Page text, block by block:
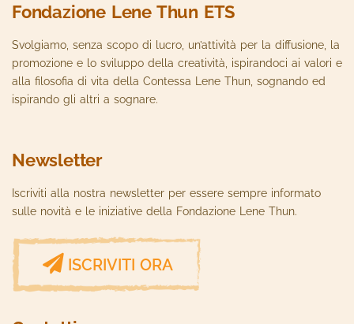
Fondazione Lene Thun ETS
Svolgiamo, senza scopo di lucro, un’attività per la diffusione, la
promozione e lo sviluppo della creatività, ispirandoci ai valori e
alla filosofia di vita della Contessa Lene Thun, sognando ed
ispirando gli altri a sognare.
Newsletter
Iscriviti alla nostra newsletter per essere sempre informato
sulle novità e le iniziative della Fondazione Lene Thun.
ISCRIVITI ORA